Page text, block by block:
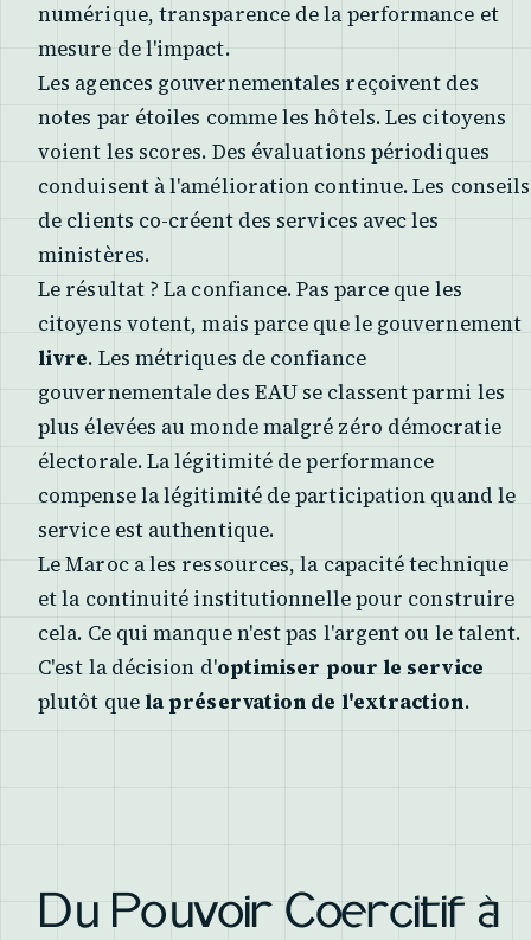
numérique, transparence de la performance et
mesure de l'impact.
Les agences gouvernementales reçoivent des
notes par étoiles comme les hôtels. Les citoyens
voient les scores. Des évaluations périodiques
conduisent à l'amélioration continue. Les conseils
de clients co-créent des services avec les
ministères.
Le résultat ? La confiance. Pas parce que les
citoyens votent, mais parce que le gouvernement
livre. Les métriques de confiance
gouvernementale des EAU se classent parmi les
plus élevées au monde malgré zéro démocratie
électorale. La légitimité de performance
compense la légitimité de participation quand le
service est authentique.
Le Maroc a les ressources, la capacité technique
et la continuité institutionnelle pour construire
cela. Ce qui manque n'est pas l'argent ou le talent.
C'est la décision d'optimiser pour le service
plutôt que la préservation de l'extraction.
Du Pouvoir Coercitif à